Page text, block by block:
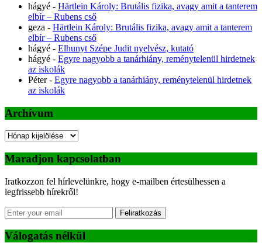
hágyé - Härtlein Károly: Brutális fizika, avagy amit a tanterem
elbír – Rubens cső
geza - Härtlein Károly: Brutális fizika, avagy amit a tanterem
elbír – Rubens cső
hágyé - Elhunyt Szépe Judit nyelvész, kutató
hágyé - Egyre nagyobb a tanárhiány, reménytelenül hirdetnek
az iskolák
Péter- Egyre nagyobb a tanárhiány, reménytelenül hirdetnek
az iskolák
Archívum
Archívum
Maradjon kapcsolatban
Iratkozzon fel hírlevelünkre, hogy e-mailben értesülhessen a
legfrissebb hírekről!
Feliratkozás
Válogatás nélkül